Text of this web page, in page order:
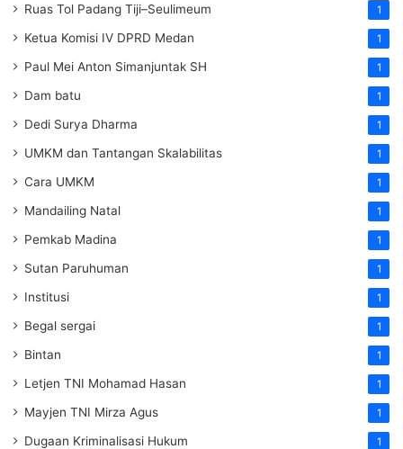
Ruas Tol Padang Tiji–Seulimeum 1
Ketua Komisi IV DPRD Medan 1
Paul Mei Anton Simanjuntak SH 1
Dam batu 1
Dedi Surya Dharma 1
UMKM dan Tantangan Skalabilitas 1
Cara UMKM 1
Mandailing Natal 1
Pemkab Madina 1
Sutan Paruhuman 1
Institusi 1
Begal sergai 1
Bintan 1
Letjen TNI Mohamad Hasan 1
Mayjen TNI Mirza Agus 1
Dugaan Kriminalisasi Hukum 1